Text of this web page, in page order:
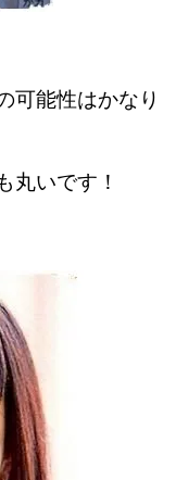
可能性はかなり
丸いです！